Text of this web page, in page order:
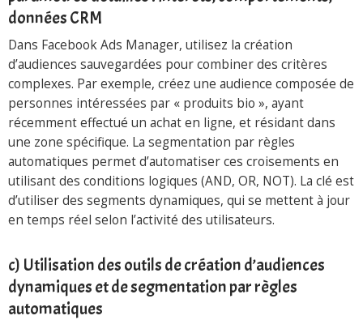
données CRM
Dans Facebook Ads Manager, utilisez la création
d’audiences sauvegardées pour combiner des critères
complexes. Par exemple, créez une audience composée de
personnes intéressées par « produits bio », ayant
récemment effectué un achat en ligne, et résidant dans
une zone spécifique. La segmentation par règles
automatiques permet d’automatiser ces croisements en
utilisant des conditions logiques (AND, OR, NOT). La clé est
d’utiliser des segments dynamiques, qui se mettent à jour
en temps réel selon l’activité des utilisateurs.
c) Utilisation des outils de création d’audiences
dynamiques et de segmentation par règles
automatiques